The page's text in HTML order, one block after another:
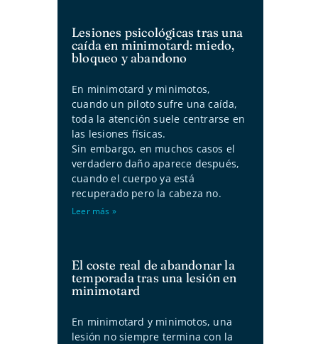
Lesiones psicológicas tras una
caída en minimotard: miedo,
bloqueo y abandono
En minimotard y minimotos,
cuando un piloto sufre una caída,
toda la atención suele centrarse en
las lesiones físicas.
Sin embargo, en muchos casos el
verdadero daño aparece después,
cuando el cuerpo ya está
recuperado pero la cabeza no.
Leer más »
El coste real de abandonar la
temporada tras una lesión en
minimotard
En minimotard y minimotos, una
lesión no siempre termina con la